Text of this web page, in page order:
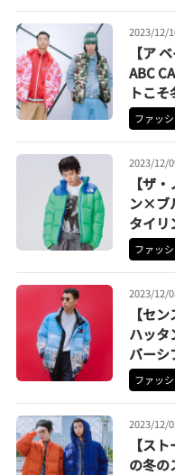
2023/12/
【ア
ABC
トこ
ファッ
2023/12/
【ザ
ン×ブ
タイリ
ファッ
2023/12/
【セ
ハッタ
バーシ
ファッ
2023/12/
【ス
の冬の